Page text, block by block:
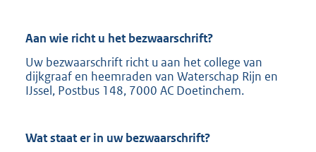
Aan wie richt u het bezwaarschrift?
Uw bezwaarschrift richt u aan het college van
dijkgraaf en heemraden van Waterschap Rijn en
IJssel, Postbus 148, 7000 AC Doetinchem.
Wat staat er in uw bezwaarschrift?